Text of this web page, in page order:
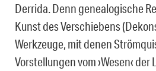
Derrida. Denn genealogische
Kunst des Verschiebens
Werkzeuge, mit denen
Vorstellungen vom ›Wesen‹ der